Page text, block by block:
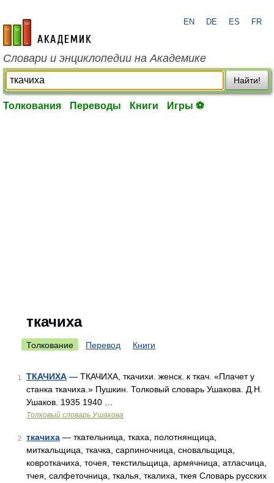
academic.ru
EN DE ES FR
Словари и энциклопедии на Академике
Найти!
Толкования Переводы Книги Игры ⚽
ткачиха
Толкование Перевод Книги
1 ТКАЧИХА — ТКАЧИХА, ткачихи. женск. к ткач. «Плачет у
станка ткачиха.» Пушкин. Толковый словарь Ушакова. Д.Н.
Ушаков. 1935 1940 …
Толковый словарь Ушакова
2 ткачиха — ткательница, ткаха, полотнянщица,
миткальщица, ткачка, сарпиночница, сновальщица,
ковроткачиха, точея, текстильщица, армячница, атласчица,
тчея, салфеточница, ткалья, ткалиха, ткея Словарь русских